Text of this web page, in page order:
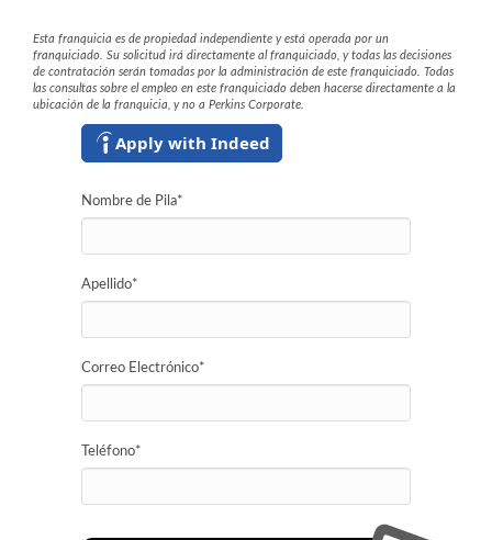
Esta franquicia es de propiedad independiente y está operada por un
franquiciado. Su solicitud irá directamente al franquiciado, y todas las decisiones
de contratación serán tomadas por la administración de este franquiciado. Todas
las consultas sobre el empleo en este franquiciado deben hacerse directamente a la
ubicación de la franquicia, y no a Perkins Corporate.
Apply with Indeed
Nombre de Pila*
Apellido*
Correo Electrónico*
Teléfono*